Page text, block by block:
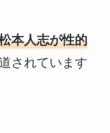
本人志が性的
されています